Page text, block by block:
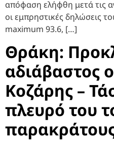
απόφαση ελήφθη μετά τις
οι εμπρηστικές δηλώσεις
maximum 93.6, […]
Θράκη:
αδιάβαστος
Κοζάρης –
πλευρό του